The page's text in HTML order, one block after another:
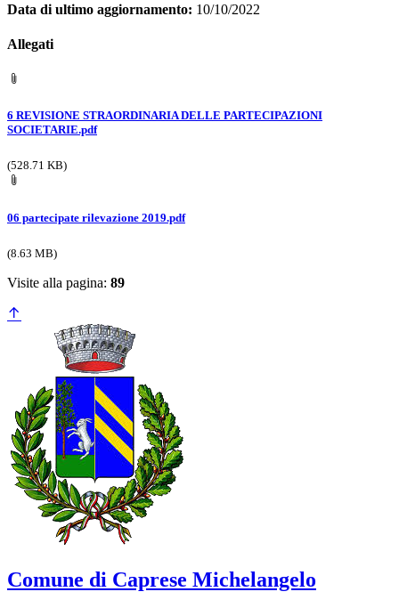
Data di ultimo aggiornamento: 10/10/2022
Allegati
6 REVISIONE STRAORDINARIA DELLE PARTECIPAZIONI
SOCIETARIE.pdf
(528.71 KB)
06 partecipate rilevazione 2019.pdf
(8.63 MB)
Visite alla pagina: 89
Comune di Caprese Michelangelo